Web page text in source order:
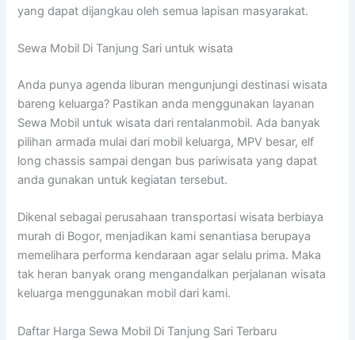
yang dapat dijangkau oleh semua lapisan masyarakat.
Sewa Mobil Di Tanjung Sari untuk wisata
Anda punya agenda liburan mengunjungi destinasi wisata
bareng keluarga? Pastikan anda menggunakan layanan
Sewa Mobil untuk wisata dari rentalanmobil. Ada banyak
pilihan armada mulai dari mobil keluarga, MPV besar, elf
long chassis sampai dengan bus pariwisata yang dapat
anda gunakan untuk kegiatan tersebut.
Dikenal sebagai perusahaan transportasi wisata berbiaya
murah di Bogor, menjadikan kami senantiasa berupaya
memelihara performa kendaraan agar selalu prima. Maka
tak heran banyak orang mengandalkan perjalanan wisata
keluarga menggunakan mobil dari kami.
Daftar Harga Sewa Mobil Di Tanjung Sari Terbaru